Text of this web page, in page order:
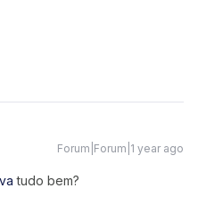
Forum|Forum|1 year ago
tudo bem?